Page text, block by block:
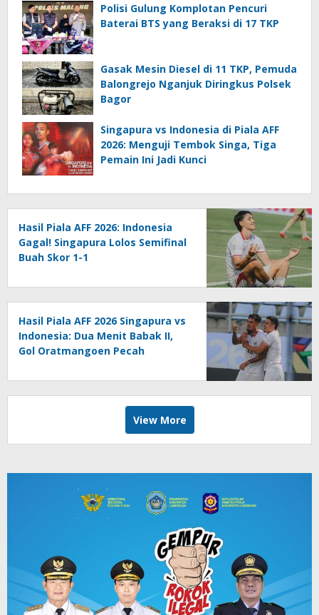
Polisi Gulung Komplotan Pencuri
Baterai BTS yang Beraksi di 17 TKP
Gasak Mesin Diesel di 11 TKP, Pemuda
Balongrejo Nganjuk Diringkus Polsek
Bagor
Singapura vs Indonesia di Piala AFF
2026: Menguji Tembok Singa, Tiga
Pemain Ini Jadi Kunci
Hasil Piala AFF 2026: Indonesia
Gagal! Singapura Lolos Semifinal
Buah Skor 1-1
Hasil Piala AFF 2026 Singapura vs
Indonesia: Dua Menit Babak II,
Gol Oratmangoen Pecah
View More